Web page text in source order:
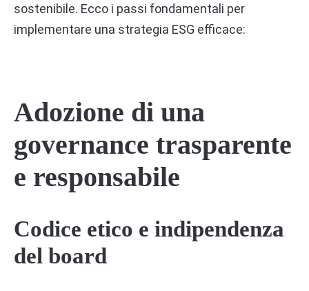
sostenibile. Ecco i passi fondamentali per
implementare una strategia ESG efficace:
Adozione di una
governance trasparente
e responsabile
Codice etico e indipendenza
del board